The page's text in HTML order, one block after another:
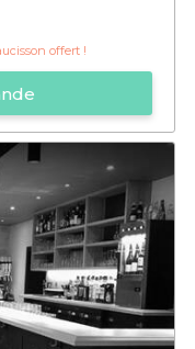
offert !